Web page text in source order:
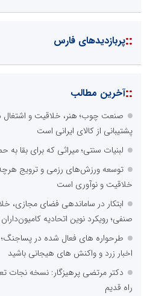
::پربازدیدهای فارس
::آخرین مطالب
صنعت چوب؛ هنر، خلاقیت و اشتغال در
پشتیبانی از کالای ایرانی است
لبنیات سنتی؛ میراثی که برای بقا به
توسعه ورزش‌های رزمی و ترویج
خلاقیت و نوآوری است
ابتکار در ساماندهی فضای مجازی،
صنفی؛ رویکرد نوین اتحادیه
طرحواره های فعال شده در پساجنگ؛
اخبار زرد و واکنش های هیجانی باشید
دکتر مرتضی پرهیزگار: نسخه نجات
راه قدیم